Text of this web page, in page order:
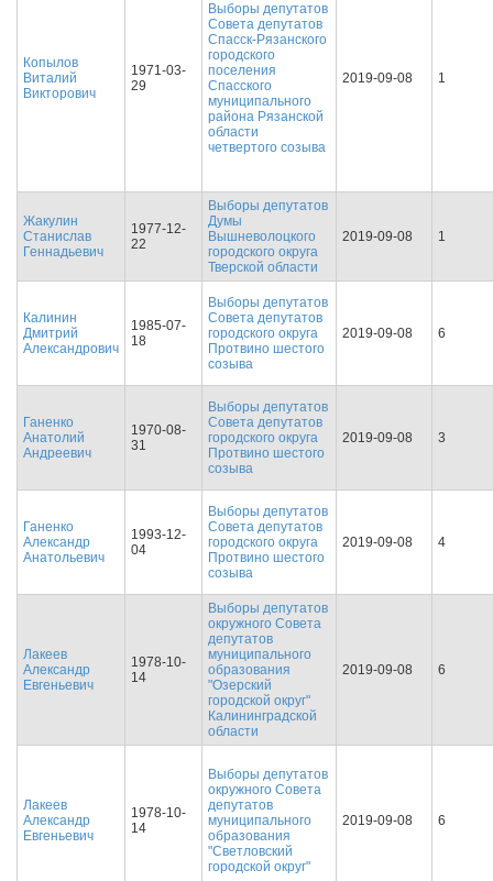
Копылов
Виталий
Викторович
1971-03-
29
Выборы депутатов
Совета депутатов
Спасск-Рязанского
городского
поселения
Спасского
муниципального
района Рязанской
области
четвертого созыва
2019-09-08 1
Жакулин
Станислав
Геннадьевич
1977-12-
22
Выборы депутатов
Думы
Вышневолоцкого
городского округа
Тверской области
2019-09-08 1
Калинин
Дмитрий
Александрович
1985-07-
18
Выборы депутатов
Совета депутатов
городского округа
Протвино шестого
созыва
2019-09-08 6
Ганенко
Анатолий
Андреевич
1970-08-
31
Выборы депутатов
Совета депутатов
городского округа
Протвино шестого
созыва
2019-09-08 3
Ганенко
Александр
Анатольевич
1993-12-
04
Выборы депутатов
Совета депутатов
городского округа
Протвино шестого
созыва
2019-09-08 4
Лакеев
Александр
Евгеньевич
1978-10-
14
Выборы депутатов
окружного Совета
депутатов
муниципального
образования
"Озерский
городской округ"
Калининградской
области
2019-09-08 6
Лакеев
Александр
Евгеньевич
1978-10-
14
Выборы депутатов
окружного Совета
депутатов
муниципального
образования
"Светловский
городской округ"
2019-09-08 6